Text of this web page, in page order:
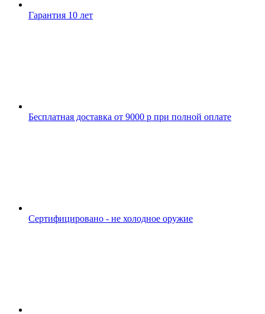
Гарантия 10 лет
Бесплатная доставка от 9000 р при полной оплате
Сертифицировано - не холодное оружие